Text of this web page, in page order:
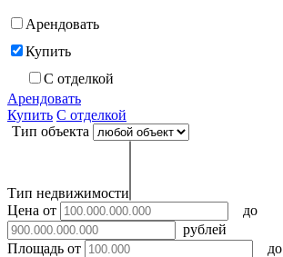
Арендовать
Купить
С отделкой
Арендовать
Купить С отделкой
Тип объекта
Тип недвижимости
Цена от
до
рублей
Площадь от до